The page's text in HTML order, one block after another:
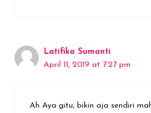
Latifika Sumanti
April 11, 2019 at 7:27 pm
Ah Aya gitu, bikin aja sendiri